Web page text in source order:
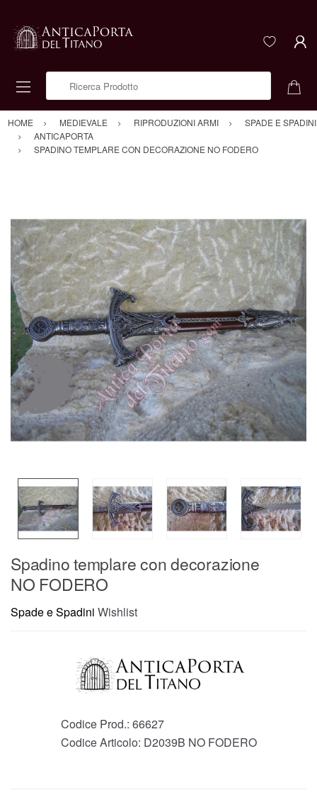
HOME MEDIEVALE RIPRODUZIONI ARMI
SPADE E SPADINI
ANTICAPORTA
SPADINO TEMPLARE CON DECORAZIONE NO FODERO
Spadino templare con decorazione
NO FODERO
Spade e Spadini Wishlist
Codice Prod.: 66627
Codice Articolo: D2039B NO FODERO